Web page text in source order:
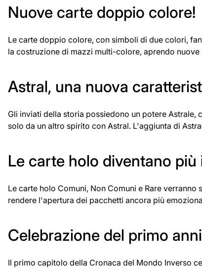
Nuove carte doppio colore!
Le carte doppio colore, con simboli di due colori,
la costruzione di mazzi multi-colore, aprendo nuove
Astral, una nuova
Gli inviati della storia possiedono un potere
solo da un altro spirito con Astral. L'aggiunta di
Le carte holo diventano più
Le carte holo Comuni, Non Comuni e Rare
rendere l'apertura dei pacchetti ancora più
Celebrazione del primo
Il primo capitolo della Cronaca del Mondo Inverso